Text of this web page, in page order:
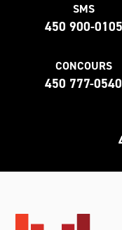
SMS
450 900-0105
CONCOURS
450 777-0540